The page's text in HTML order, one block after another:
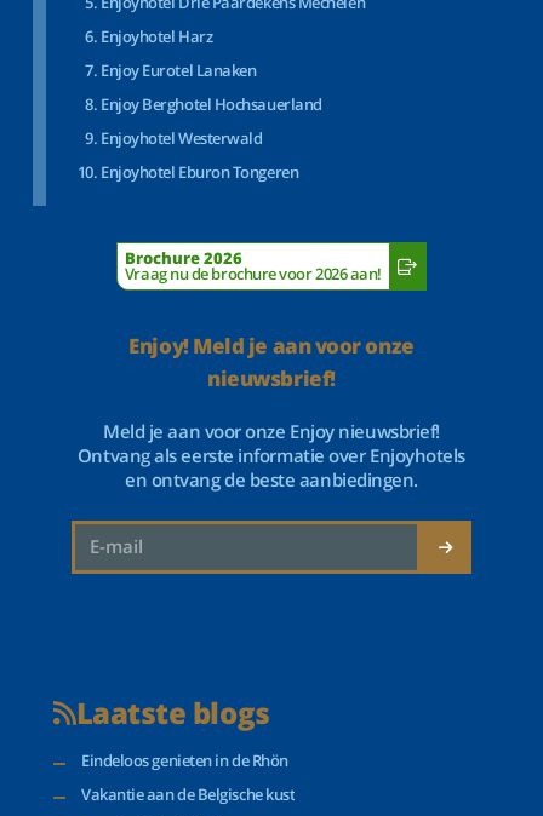
Enjoyhotel Harz
Enjoy Eurotel Lanaken
Enjoy Berghotel Hochsauerland
Enjoyhotel Westerwald
Enjoyhotel Eburon Tongeren
Brochure 2026
Vraag nu de brochure voor 2026 aan!
Enjoy! Meld je aan voor onze
nieuwsbrief!
Meld je aan voor onze Enjoy nieuwsbrief!
Ontvang als eerste informatie over Enjoyhotels
en ontvang de beste aanbiedingen.
Laatste blogs
Eindeloos genieten in de Rhön
Vakantie aan de Belgische kust